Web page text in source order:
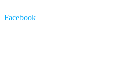
Facebook